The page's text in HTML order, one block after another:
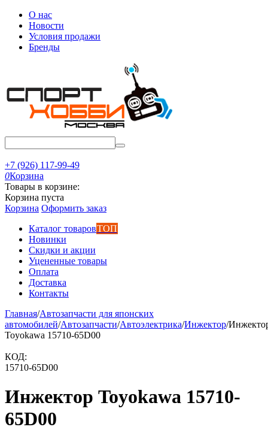
О нас
Новости
Условия продажи
Бренды
+7 (926) 117-99-49
0Корзина
Товары в корзине:
Корзина пуста
Корзина Оформить заказ
Каталог товаровТОП
Новинки
Скидки и акции
Уцененные товары
Оплата
Доставка
Контакты
Главная/Автозапчасти для японских
автомобилей/Автозапчасти/Автоэлектрика/Инжектор/
Toyokawa 15710-65D00
КОД:
15710-65D00
Инжектор Toyokawa 15710-
65D00